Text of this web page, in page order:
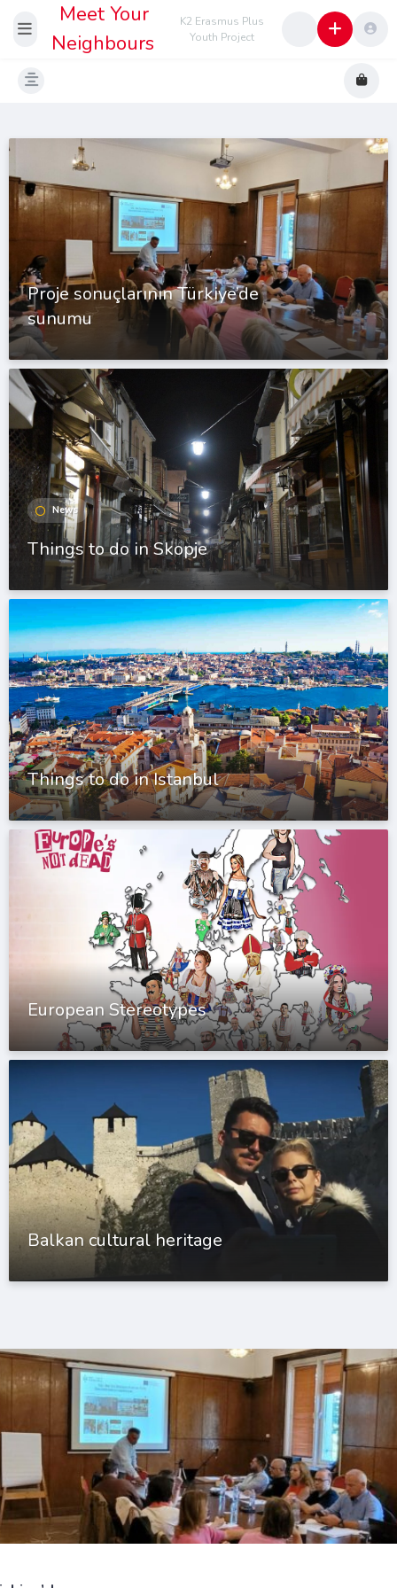
Meet Your
Neighbours
K2 Erasmus Plus
Youth Project
Proje sonuçlarının Türkiye’de
sunumu
News
Things to do in Skopje
Things to do in Istanbul
European Stereotypes
Balkan cultural heritage